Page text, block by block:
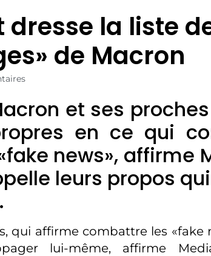
la liste
de Macron
et ses
en ce qui
news», affirme
leurs propos
qui affirme combattre les «fake
lui-même, affirme